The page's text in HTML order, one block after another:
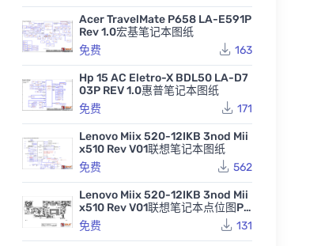
Acer TravelMate P658 LA-E591P
Rev 1.0宏基笔记本图纸
免费
163
Hp 15 AC Eletro-X BDL50 LA-D7
03P REV 1.0惠普笔记本图纸
免费
171
Lenovo Miix 520-12IKB 3nod Mii
x510 Rev V01联想笔记本图纸
免费
562
Lenovo Miix 520-12IKB 3nod Mii
x510 Rev V01联想笔记本点位图PD
F
免费 131